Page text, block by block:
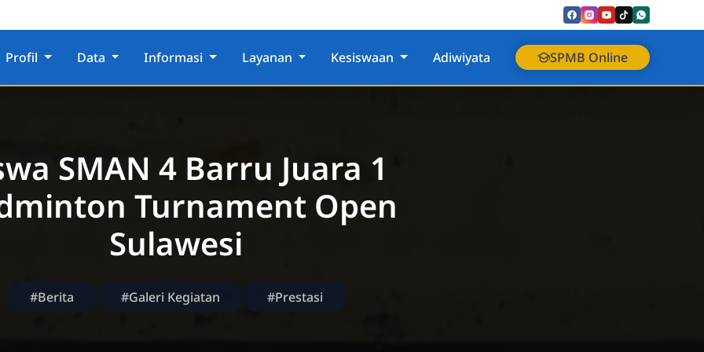
Profil Data Informasi Layanan Kesiswaan Adiwiyata SPMB Online
SMAN 4 Barru Juara 1
Turnament Open
Sulawesi
#Berita #Galeri Kegiatan #Prestasi